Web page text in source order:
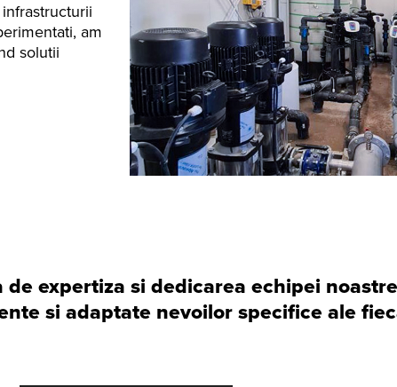
am
solutii
expertiza si dedicarea echipei
si adaptate nevoilor specifice ale